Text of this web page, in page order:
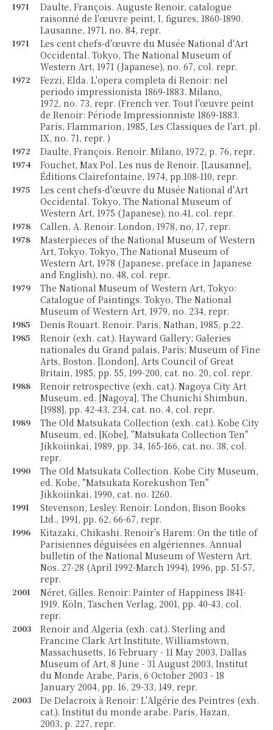
1971
Daulte, François. Auguste Renoir, catalogue
raisonné de l'œuvre peint, I, figures, 1860-1890.
Lausanne, 1971, no. 84, repr.
1971
Les cent chefs-d'œuvre du Musée National d'Art
Occidental. Tokyo, The National Museum of
Western Art, 1971 (Japanese), no. 67, col. repr.
1972
Fezzi, Elda. L'opera completa di Renoir: nel
periodo impressionista 1869-1883. Milano,
1972, no. 73, repr. (French ver. Tout l'œuvre peint
de Renoir: Période Impressionniste 1869-1883.
Paris, Flammarion, 1985, Les Classiques de l'art. pl.
IX, no. 71, repr. )
1972 Daulte, François. Renoir. Milano, 1972, p. 76, repr.
1974
Fouchet, Max Pol. Les nus de Renoir. [Lausanne],
Éditions Clairefontaine, 1974, pp.108-110, repr.
1975
Les cent chefs-d'œuvre du Musée National d'Art
Occidental. Tokyo, The National Museum of
Western Art, 1975 (Japanese), no.41, col. repr.
1978 Callen, A. Renoir. London, 1978, no, 17, repr.
1978
Masterpieces of the National Museum of Western
Art, Tokyo. Tokyo, The National Museum of
Western Art, 1978 (Japanese, preface in Japanese
and English), no. 48, col. repr.
1979
The National Museum of Western Art, Tokyo:
Catalogue of Paintings. Tokyo, The National
Museum of Western Art, 1979, no. 234, repr.
1985 Denis Rouart. Renoir. Paris, Nathan, 1985, p.22.
1985
Renoir (exh. cat.). Hayward Gallery; Galeries
nationales du Grand palais, Paris; Museum of Fine
Arts, Boston. [London], Arts Council of Great
Britain, 1985, pp. 55, 199-200, cat. no. 20, col. repr.
1988
Renoir retrospective (exh. cat.). Nagoya City Art
Museum, ed. [Nagoya], The Chunichi Shimbun,
[1988], pp. 42-43, 234, cat. no. 4, col. repr.
1989
The Old Matsukata Collection (exh. cat.). Kobe City
Museum, ed. [Kobe], "Matsukata Collection Ten"
Jikkoiinkai, 1989, pp. 34, 165-166, cat. no. 38, col.
repr.
1990
The Old Matsukata Collection. Kobe City Museum,
ed. Kobe, "Matsukata Korekushon Ten"
Jikkoiinkai, 1990, cat. no. 1260.
1991
Stevenson, Lesley. Renoir. London, Bison Books
Ltd., 1991, pp. 62, 66-67, repr.
1996
Kitazaki, Chikashi. Renoir's Harem: On the title of
Parisiennes déguisées en algériennes. Annual
bulletin of the National Museum of Western Art.
Nos. 27-28 (April 1992-March 1994), 1996, pp. 51-57,
repr.
2001
Néret, Gilles. Renoir: Painter of Happiness 1841-
1919. Köln, Taschen Verlag, 2001, pp. 40-43, col.
repr.
2003
Renoir and Algeria (exh. cat.). Sterling and
Francine Clark Art Institute, Williamstown,
Massachusetts, 16 February - 11 May 2003, Dallas
Museum of Art, 8 June - 31 August 2003, Institut
du Monde Arabe, Paris, 6 October 2003 - 18
January 2004, pp. 16, 29-33, 149, repr.
2003
De Delacroix à Renoir: L'Algérie des Peintres (exh.
cat.). Institut du monde arabe. Paris, Hazan,
2003, p. 227, repr.